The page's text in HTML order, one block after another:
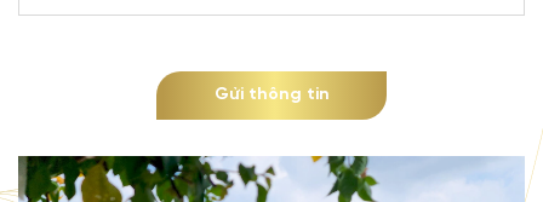
Gửi thông tin